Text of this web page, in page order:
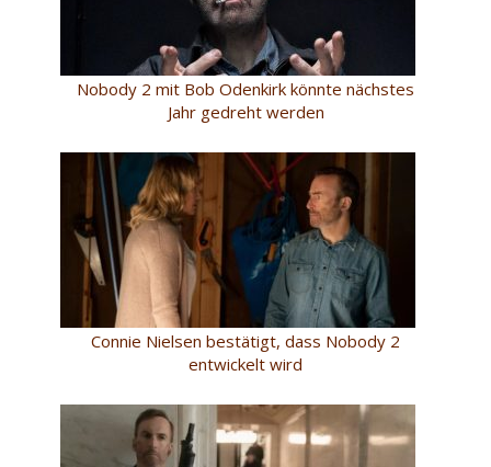
Nobody 2 mit Bob Odenkirk könnte nächstes
Jahr gedreht werden
Connie Nielsen bestätigt, dass Nobody 2
entwickelt wird